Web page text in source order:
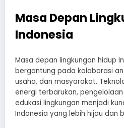
Masa Depan
Indonesia
Masa depan lingkungan hidup
bergantung pada kolaborasi
usaha, dan masyarakat.
energi terbarukan,
edukasi lingkungan menjadi
Indonesia yang lebih hijau dan